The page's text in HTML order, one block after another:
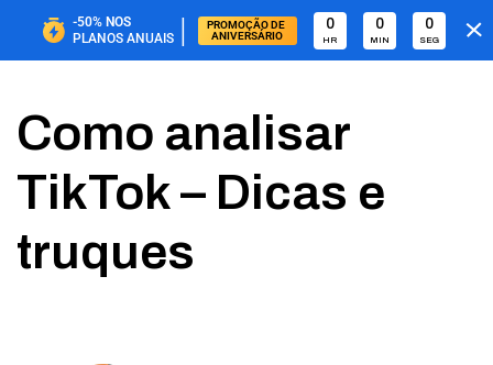
-50% NOS
PLANOS ANUAIS |
PROMOÇÃO DE
ANIVERSÁRIO
0
HR
0
MIN
0
SEG
Como analisar
TikTok – Dicas e
truques